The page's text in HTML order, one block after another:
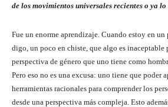
de los movimientos universales recientes o ya
Fue un enorme aprendizaje. Cuando estoy en un
digo, un poco en chiste, que algo es inaceptable
perspectiva de género que uno tiene como
Pero eso no es una excusa: uno tiene que poder
herramientas racionales para comprender los
desde una perspectiva más compleja. Esto